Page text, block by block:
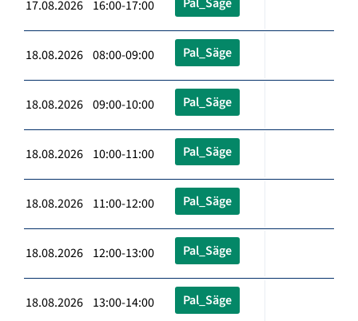
17.08.2026 16:00-17:00
18.08.2026 08:00-09:00 Pal_Säge
18.08.2026 09:00-10:00 Pal_Säge
18.08.2026 10:00-11:00 Pal_Säge
18.08.2026 11:00-12:00 Pal_Säge
18.08.2026 12:00-13:00 Pal_Säge
18.08.2026 13:00-14:00 Pal_Säge